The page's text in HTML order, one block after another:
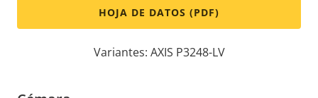
HOJA DE DATOS (PDF)
Variantes: AXIS P3248-LV